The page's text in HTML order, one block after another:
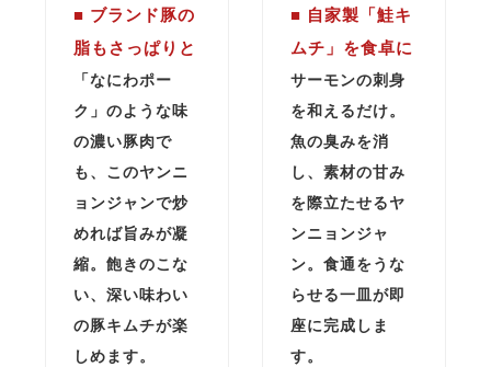
■ ブランド豚の
脂もさっぱりと
「なにわポー
ク」のような味
の濃い豚肉で
も、このヤンニ
ョンジャンで炒
めれば旨みが凝
縮。飽きのこな
い、深い味わい
の豚キムチが楽
しめます。
■ 自家製「鮭キ
ムチ」を食卓に
サーモンの刺身
を和えるだけ。
魚の臭みを消
し、素材の甘み
を際立たせるヤ
ンニョンジャ
ン。食通をうな
らせる一皿が即
座に完成しま
す。